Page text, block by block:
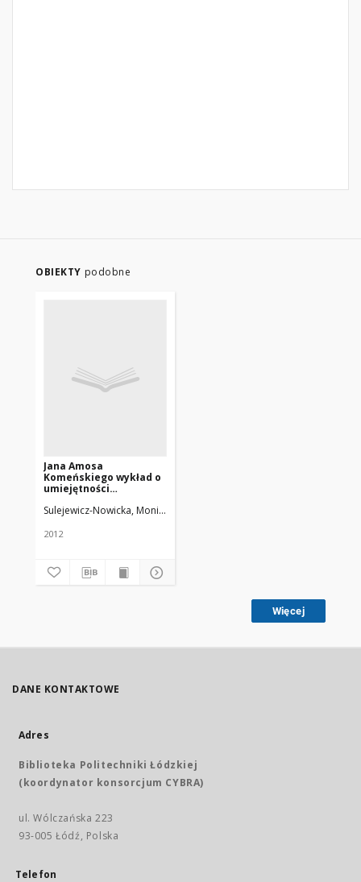
OBIEKTY podobne
Jana Amosa
Komeńskiego wykład o
umiejętności
książkami jako
narzędziem
Sulejewicz-Nowicka, Monika
2012
Więcej
DANE KONTAKTOWE
Adres
Biblioteka Politechniki Łódzkiej
(koordynator konsorcjum CYBRA)
ul. Wólczańska 223
93-005 Łódź, Polska
Telefon